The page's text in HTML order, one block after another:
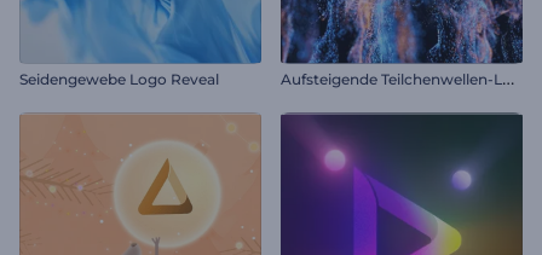
Seidengewebe Logo Reveal A
ufsteigende Teilchenwellen-Logo